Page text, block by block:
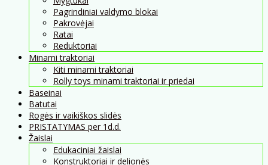
Pagrindiniai valdymo blokai
Pakrovėjai
Ratai
Reduktoriai
Minami traktoriai
Kiti minami traktoriai
Rolly toys minami traktoriai ir priedai
Baseinai
Batutai
Rogės ir vaikiškos slidės
PRISTATYMAS per 1d.d.
Žaislai
Edukaciniai žaislai
Konstruktoriai ir delionės